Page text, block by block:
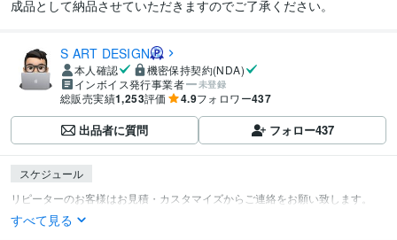
S ART DESIGN
本人確認
機密保持契約(NDA)
インボイス発行事業者
未登録
総販売実績1,253評価 4.9フォロワー437
出品者に質問 フォロー437
スケジュール
すべて見る